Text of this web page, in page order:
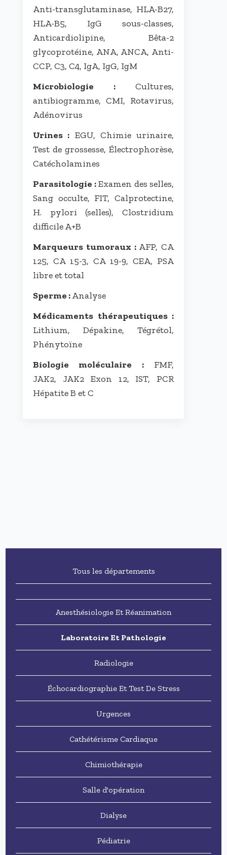
Anti-transglutaminase, HLA-B27,
HLA-B5, IgG sous-classes,
Anticardiolipine, Bêta-2
glycoprotéine, ANA, ANCA, Anti-
CCP, C3, C4, IgA, IgG, IgM
Microbiologie :Cultures,
antibiogramme, CMI, Rotavirus,
Adénovirus
Urines : EGU, Chimie urinaire,
Test de grossesse, Électrophorèse,
Catécholamines
Parasitologie :Examen des selles,
Sang occulte, FIT, Calprotectine,
H. pylori (selles), Clostridium
difficile A+B
Marqueurs tumoraux :AFP, CA
125, CA 15-3, CA 19-9, CEA, PSA
libre et total
Sperme :Analyse
Médicaments thérapeutiques :
Lithium, Dépakine, Tégrétol,
Phénytoïne
Biologie moléculaire :FMF,
JAK2, JAK2 Exon 12, IST, PCR
Hépatite B et C
Tous les départements
Anesthésiologie Et Réanimation
Laboratoire Et Pathologie
Radiologie
Échocardiographie Et Test De Stress
Urgences
Cathétérisme Cardiaque
Chimiothérapie
Salle d'opération
Dialyse
Pédiatrie